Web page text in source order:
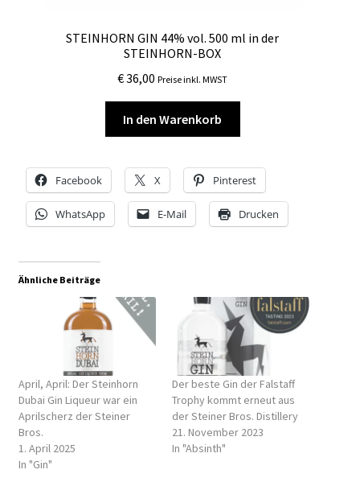
STEINHORN SLOE 28% vol. 500 ml
37,00
In den Warenkorb
Facebook X Pinterest
WhatsApp E-Mail Drucken
Ähnliche Beiträge
April, April: Der Steinhorn
Dubai Gin Liqueur war ein
Aprilscherz der Steiner
Bros.
1. April 2025
In "Gin"
Der beste Gin der Falstaff
Trophy kommt erneut aus
der Steiner Bros. Distillery
21. November 2023
In "Absinth"